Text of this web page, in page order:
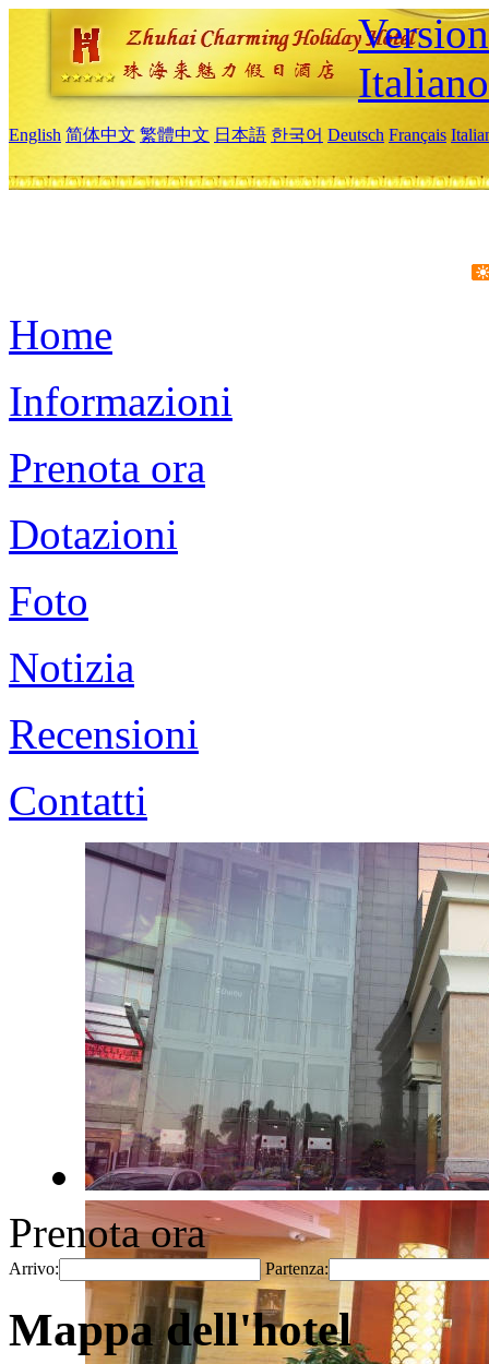
Italiano
English 简体中文 繁體中文 日本語 한국어 Deutsch Français
Home
Informazioni
Prenota ora
Dotazioni
Foto
Notizia
Recensioni
Contatti
Prenota ora
Arrivo: Partenza:
Mappa dell'hotel